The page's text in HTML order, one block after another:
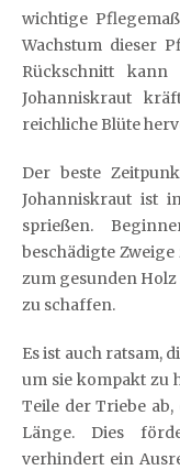
wichtige
Wachstum dieser
Rückschnitt
Johanniskraut
reichliche Blüte
Der beste
Johanniskraut ist
sprießen.
beschädigte
zum gesunden
zu schaffen.
Es ist auch ratsam,
um sie kompakt zu
Teile der Triebe
Länge. Dies
verhindert ein